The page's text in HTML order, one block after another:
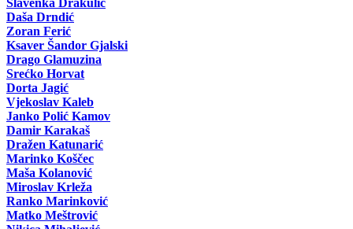
Daša Drndić
Zoran Ferić
Ksaver Šandor Gjalski
Drago Glamuzina
Srećko Horvat
Dorta Jagić
Vjekoslav Kaleb
Janko Polić Kamov
Damir Karakaš
Dražen Katunarić
Marinko Koščec
Maša Kolanović
Miroslav Krleža
Ranko Marinković
Matko Meštrović